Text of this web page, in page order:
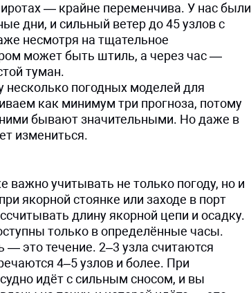
— крайне переменчива. У нас были
дни, и сильный ветер до 45 узлов с
несмотря на тщательное
может быть штиль, а через час —
туман.
несколько погодных моделей для
как минимум три прогноза, потому
бывают значительными. Но даже в
измениться.
важно учитывать не только погоду, но и
якорной стоянке или заходе в порт
длину якорной цепи и осадку.
только в определённые часы.
— это течение. 2–3 узла считаются
4–5 узлов и более. При
идёт с сильным сносом, и вы